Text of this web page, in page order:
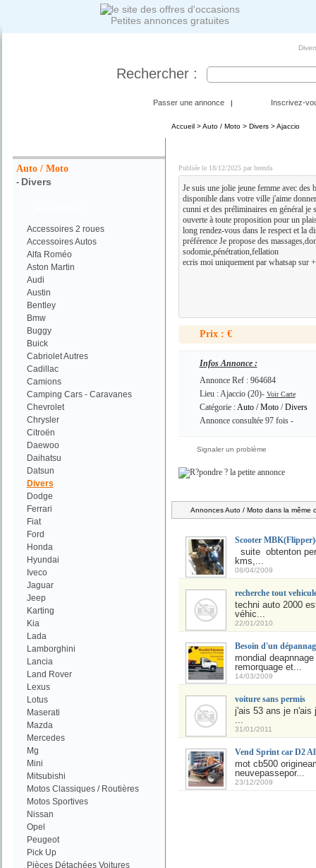
Petites annonces gratuites
Rechercher :
Passer une annonce | Inscrivez-
Auto / Moto
- Divers
Accessoires 2 roues
Accessoires Autos
Alfa Roméo
Aston Martin
Audi
Austin
Bentley
Bmw
Buggy
Buick
Cabriolet Autres
Cadillac
Camions
Camping Cars - Caravanes
Chevrolet
Chrysler
Citroën
Daewoo
Daihatsu
Datsun
Divers
Dodge
Ferrari
Fiat
Ford
Honda
Hyundai
Iveco
Jaguar
Jeep
Karting
Kia
Lada
Lamborghini
Lancia
Land Rover
Lexus
Lotus
Maserati
Mazda
Mercedes
Mg
Mini
Mitsubishi
Motos Classiques / Routières
Motos Sportives
Nissan
Opel
Peugeot
Pick Up
Pièces Détachées Voitures
Accueil>Auto / Moto> Divers> Ajaccio
Publiée le 18/12/2025 par brenda
Je suis une jolie jeune femme avec des
disponible dans votre ville j'aime
cunni et des préliminaires en général je
ouverte à toute proposition pour un
long rendez-vous dans le respect et la
préférence Je propose des
sodomie,pénétration,fellation
ecris moi uniquement par whatsap sur
Prix : €
Infos Annonce :
Annonce Ref : 964684
Lieu : Ajaccio (20)- Voir Carte
Catégorie :Auto / Moto/Divers
Annonce consultée 97 fois -
Signaler un problème
Annonces Auto / Moto dans la même
Scooter
suite obtenton
kms,...
08/04/2009
recherche tout
techni auto 2000
véhic...
22/01/2010
Besoin d'un
mondial
remorquage et...
14/03/2009
voiture sans permis
j'ais 53 ans je n'ais
...
31/01/2011
Vend Sprint car D2
mot cb500
neuvepassepor...
23/12/2009